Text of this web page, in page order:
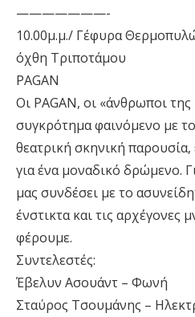
———————-
10.00μ.μ./ Γέφυρα
όχθη Τριποτάμου
PAGAN
Οι PAGAN, οι «άνθρωποι
συγκρότημα φαινόμενο με
θεατρική σκηνική
για ένα μοναδικό δρώμενο.
μας συνδέσει με το
ένστικτα και τις αρχέγονες
φέρουμε.
Συντελεστές:
Έβελυν Ασουάντ – Φωνή
Σταύρος Τσουμάνης –